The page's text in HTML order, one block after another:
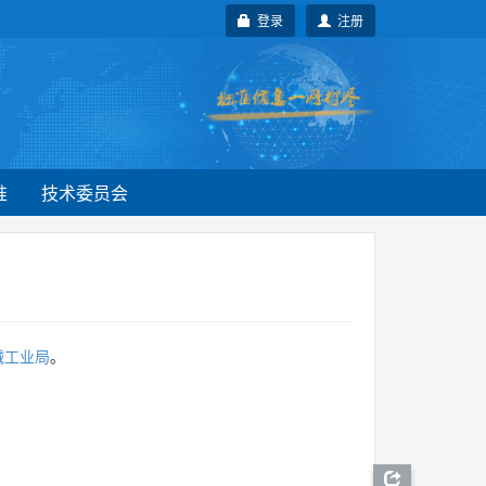
注册
登录
技术委员会
工业局。